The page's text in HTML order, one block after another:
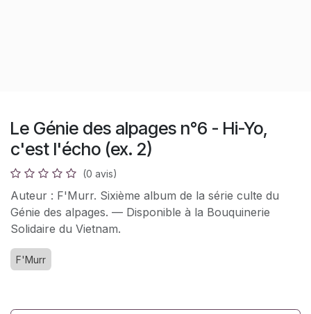
Le Génie des alpages n°6 - Hi-Yo,
c'est l'écho (ex. 2)
(0 avis)
Auteur : F'Murr. Sixième album de la série culte du
Génie des alpages. — Disponible à la Bouquinerie
Solidaire du Vietnam.
F'Murr